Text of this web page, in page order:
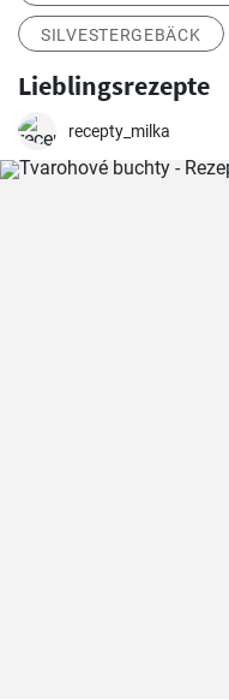
SILVESTERGEBÄCK
Lieblingsrezepte
recepty_milka